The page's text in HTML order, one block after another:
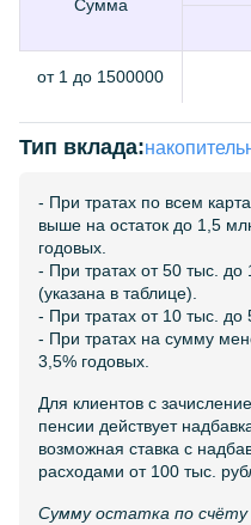
Сумма
от 1 до 1500000
Тип вклада:
- При тратах по всем
выше на остаток до 1,5
годовых.
- При тратах от 50 тыс. до
(указана в таблице).
- При тратах от 10 тыс. до
- При тратах на сумму
3,5% годовых.
Для клиентов с
пенсии действует
возможная ставка с
расходами от 100 тыс.
Сумму остатка по счёту